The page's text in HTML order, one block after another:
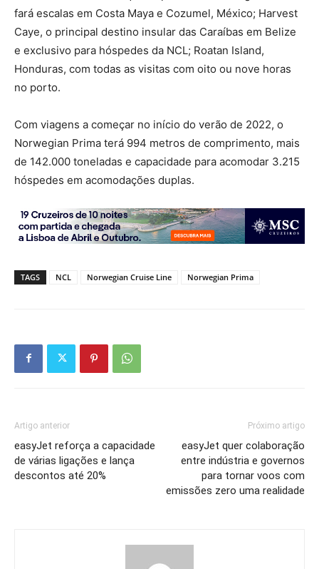
fará escalas em Costa Maya e Cozumel, México; Harvest
Caye, o principal destino insular das Caraíbas em Belize
e exclusivo para hóspedes da NCL; Roatan Island,
Honduras, com todas as visitas com oito ou nove horas
no porto.
Com viagens a começar no início do verão de 2022, o
Norwegian Prima terá 994 metros de comprimento, mais
de 142.000 toneladas e capacidade para acomodar 3.215
hóspedes em acomodações duplas.
TAGS NCL Norwegian Cruise Line Norwegian Prima
Artigo anterior
easyJet reforça a capacidade
de várias ligações e lança
descontos até 20%
Próximo artigo
easyJet quer colaboração
entre indústria e governos
para tornar voos com
emissões zero uma realidade